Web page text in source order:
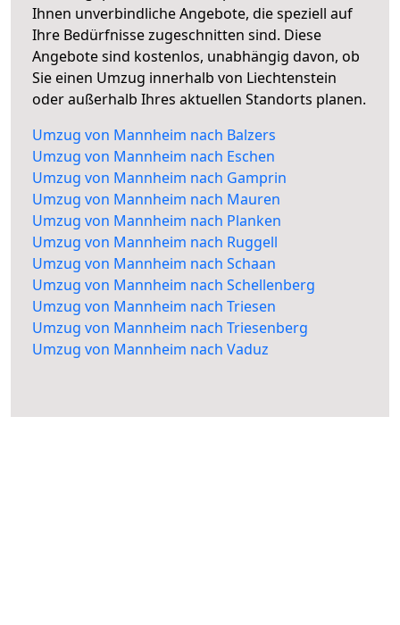
Ihnen unverbindliche Angebote, die speziell auf
Ihre Bedürfnisse zugeschnitten sind. Diese
Angebote sind kostenlos, unabhängig davon, ob
Sie einen Umzug innerhalb von Liechtenstein
oder außerhalb Ihres aktuellen Standorts planen.
Umzug von Mannheim nach Balzers
Umzug von Mannheim nach Eschen
Umzug von Mannheim nach Gamprin
Umzug von Mannheim nach Mauren
Umzug von Mannheim nach Planken
Umzug von Mannheim nach Ruggell
Umzug von Mannheim nach Schaan
Umzug von Mannheim nach Schellenberg
Umzug von Mannheim nach Triesen
Umzug von Mannheim nach Triesenberg
Umzug von Mannheim nach Vaduz